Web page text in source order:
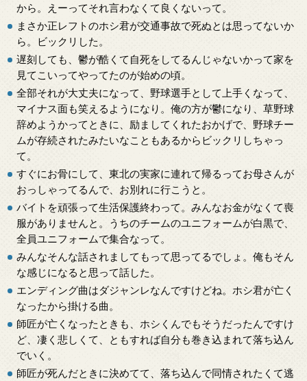
から。えーってそれ言わなくて良くないって。
まさか正レフトのホシ君が交通事故で死ぬとは思ってないか
ら。ビックリした。
遅刻しても、鬱が酷くて自死をしてるんじゃないかって家を
見てこいってやってたのが始めの頃。
全部それが大丈夫になって、野球選手として上手くなって、
マイナス面も笑えるようになり。俺の方が鬱になり、草野球
辞めようかってときに、励ましてくれたおかげで、野球チー
ムが存続されたみたいなこともあるからビックリしちゃっ
て。
すぐにお骨にして、東北の実家に連れて帰るってお母さんが
おっしゃってるんで、お別れに行こうと。
バイトを頑張って生活保護終わって。みんなお金がなくて喪
服がありませんと。うちのチームのユニフォームが白黒で、
全員ユニフォームで集合なって。
みんなそんな話されましてもって思ってるでしょ。俺もそん
な感じになると思って話した。
エンディング曲はダジャンレなんですけどね。ホシ君が亡く
なったから掛ける曲。
師匠が亡くなったときも、ホシくんでもそうだったんですけ
ど、凄く悲しくて、ともすれば自分も巻き込まれて落ち込ん
でいく。
師匠が死んだときに決めてて、落ち込んで同情されたくて逃